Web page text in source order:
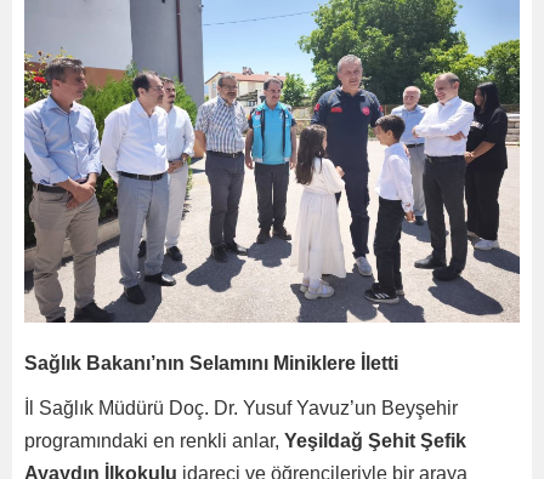
Sağlık Bakanı’nın Selamını Miniklere İletti
İl Sağlık Müdürü Doç. Dr. Yusuf Yavuz’un Beyşehir
programındaki en renkli anlar, Yeşildağ Şehit Şefik
Ayaydın İlkokulu idareci ve öğrencileriyle bir araya